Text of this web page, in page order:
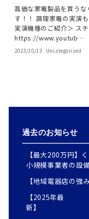
高価な家電製品を買う
す！！ 調理家電の実演
実演機種のご紹介＞ ス
https://www.youtub…
2023/10/13 Uncategorized
過去のお知らせ
【最大200万円】
小規模事業者の設
【地域電器店の強
【2025年最